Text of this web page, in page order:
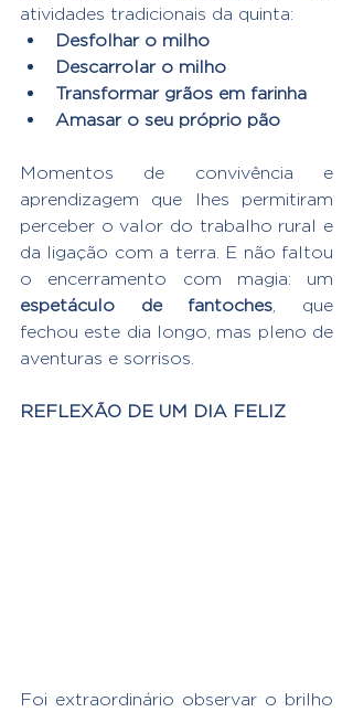
atividades tradicionais da quinta:
Desfolhar o milho
Descarrolar o milho
Transformar grãos em farinha
Amasar o seu próprio pão
Momentos de convivência e
aprendizagem que lhes permitiram
perceber o valor do trabalho rural e
da ligação com a terra. E não faltou
espetáculo de fantoches, que
fechou este dia longo, mas pleno de
aventuras e sorrisos.
REFLEXÃO DE UM DIA FELIZ
Foi extraordinário observar o brilho